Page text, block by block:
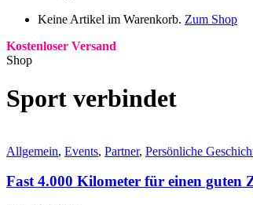
Keine Artikel im Warenkorb. Zum Shop
Kostenloser Versand
Shop
Sport verbindet
Allgemein, Events, Partner, Persönliche
Fast 4.000 Kilometer für einen